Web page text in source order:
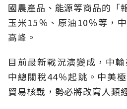
國農產品、能源等商品的「
玉米15％、原油10％等，
高峰。
目前最新戰況演變成，中
中總關稅44％起跳。中美
貿易核戰，勢必將改寫人類